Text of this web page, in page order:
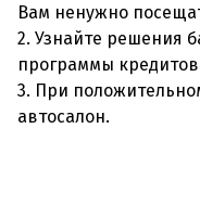
Вам ненужно
2. Узнайте решения
программы
3. При
автосалон.